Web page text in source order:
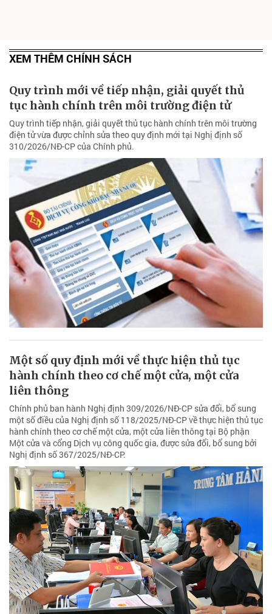
XEM THÊM CHÍNH SÁCH
Quy trình mới về tiếp nhận, giải quyết thủ
tục hành chính trên môi trường điện tử
Quy trình tiếp nhận, giải quyết thủ tục hành chính trên môi trường
điện tử vừa được chỉnh sửa theo quy định mới tại Nghị định số
310/2026/NĐ-CP của Chính phủ.
Một số quy định mới về thực hiện thủ tục
hành chính theo cơ chế một cửa, một cửa
liên thông
Chính phủ ban hành Nghị định 309/2026/NĐ-CP sửa đổi, bổ sung
một số điều của Nghị định số 118/2025/NĐ-CP về thực hiện thủ tục
hành chính theo cơ chế một cửa, một cửa liên thông tại Bộ phận
Một cửa và cổng Dịch vụ công quốc gia, được sửa đổi, bổ sung bởi
Nghị định số 367/2025/NĐ-CP.